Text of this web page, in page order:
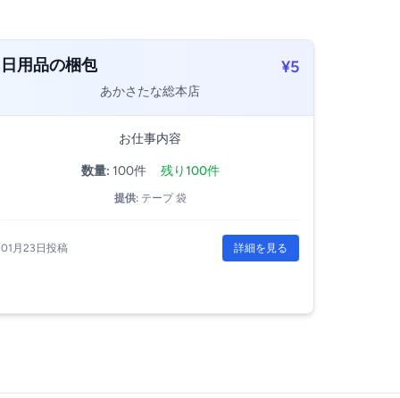
日用品の梱包 ¥5
あかさたな総本店
お仕事内容
数量: 100件 残り100件
提供:テープ 袋
01月23日投稿 詳細を見る